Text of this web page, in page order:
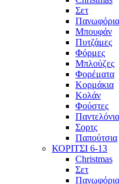
Σετ
Πανωφόρια
Μπουφάν
Πυτζάμες
Φόρμες
Μπλούζες
Φορέματα
Κορμάκια
Κολάν
Φούστες
Παντελόνια
Σορτς
Παπούτσια
ΚΟΡΙΤΣΙ 6-13
Christmas
Σετ
Πανωφόρια